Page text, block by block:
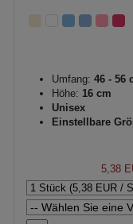
Umfang: 46 - 56
Höhe: 16 cm
Unisex
Einstellbare
5,38